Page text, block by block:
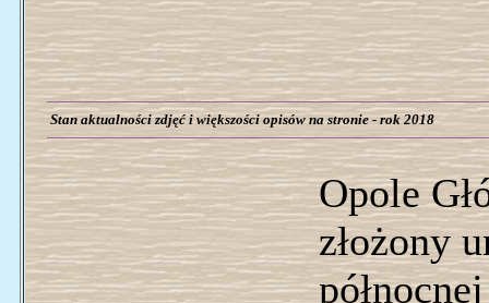
Stan aktualności zdjęć i większości opisów na stronie - rok 2018
Opole
złożony